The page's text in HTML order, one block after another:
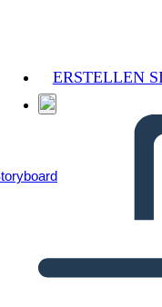
ERSTELLEN